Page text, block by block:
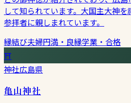
して知られています。大国主大神
参拝者に親しまれています。
縁結び夫婦円満・良縁学業・合格
⛩
神社広島県
亀山神社